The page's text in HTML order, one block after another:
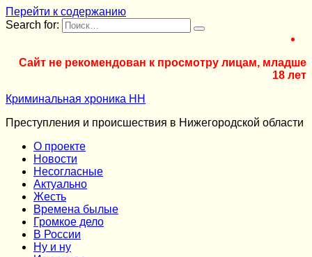
Перейти к содержанию
Search for:
Сайт не рекомендован к просмотру лицам, младше
18 лет
Криминальная хроника НН
Преступления и происшествия в Нижегородской области
О проекте
Новости
Несогласные
Актуально
Жесть
Времена былые
Громкое дело
В России
Ну и ну